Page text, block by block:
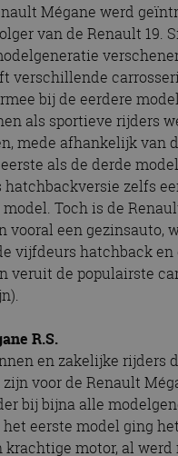
Mégane werd
van de Renault 19.
verschillende
bij de eerdere
als sportieve rijders
mede afhankelijk van
als de derde
hatchbackversie zelfs
Toch is de
vooral een gezinsauto,
vijfdeurs hatchback en
veruit de populairste
R.S.
en zakelijke rijders
voor de Renault
bij bijna alle
eerste model ging
krachtige motor, al